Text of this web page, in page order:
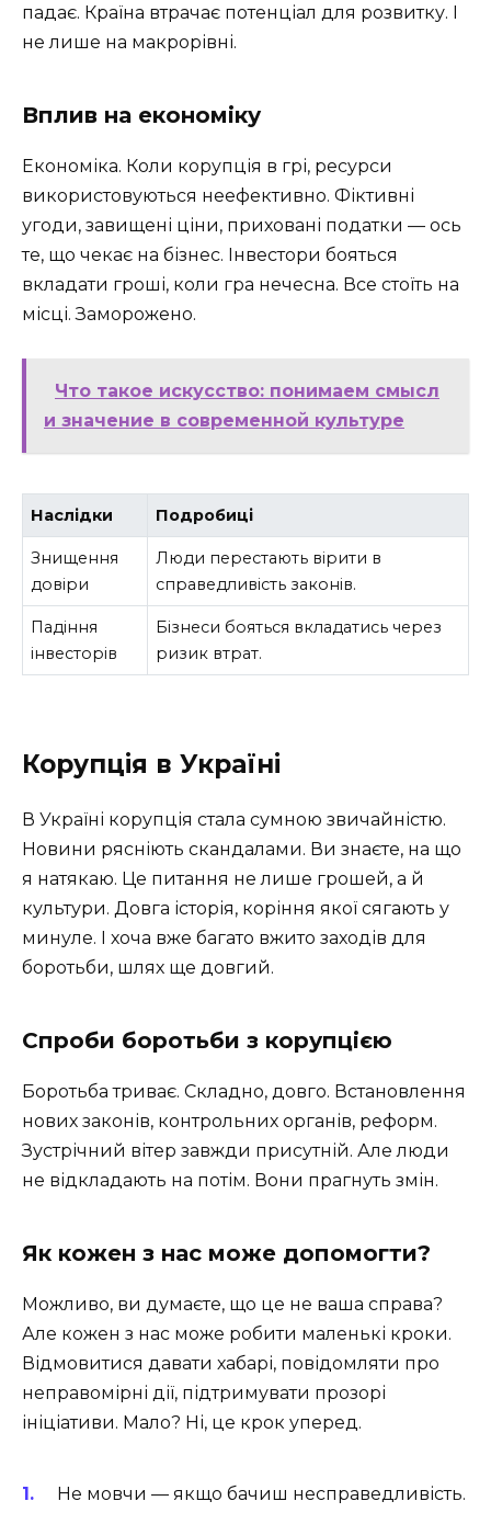
падає. Країна втрачає потенціал для розвитку. І
не лише на макрорівні.
Вплив на економіку
Економіка. Коли корупція в грі, ресурси
використовуються неефективно. Фіктивні
угоди, завищені ціни, приховані податки — ось
те, що чекає на бізнес. Інвестори бояться
вкладати гроші, коли гра нечесна. Все стоїть на
місці. Заморожено.
Что такое искусство: понимаем смысл
и значение в современной культуре
Наслідки Подробиці
Знищення
довіри
Люди перестають вірити в
справедливість законів.
Падіння
інвесторів
Бізнеси бояться вкладатись через
ризик втрат.
Корупція в Україні
В Україні корупція стала сумною звичайністю.
Новини рясніють скандалами. Ви знаєте, на що
я натякаю. Це питання не лише грошей, а й
культури. Довга історія, коріння якої сягають у
минуле. І хоча вже багато вжито заходів для
боротьби, шлях ще довгий.
Спроби боротьби з корупцією
Боротьба триває. Складно, довго. Встановлення
нових законів, контрольних органів, реформ.
Зустрічний вітер завжди присутній. Але люди
не відкладають на потім. Вони прагнуть змін.
Як кожен з нас може допомогти?
Можливо, ви думаєте, що це не ваша справа?
Але кожен з нас може робити маленькі кроки.
Відмовитися давати хабарі, повідомляти про
неправомірні дії, підтримувати прозорі
ініціативи. Мало? Ні, це крок уперед.
Не мовчи — якщо бачиш несправедливість.